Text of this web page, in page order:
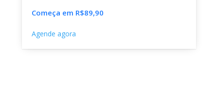
Começa em R$89,90
Agende agora